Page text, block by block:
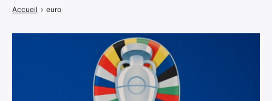
Accueil › euro